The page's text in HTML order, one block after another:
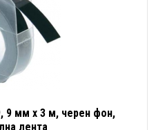
9 мм x 3 м, черен фон,
лента